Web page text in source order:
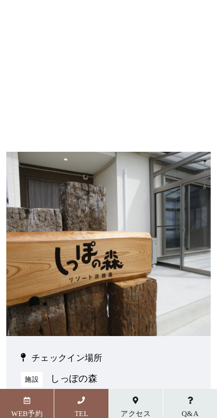
チェックイン場所
施設 しっぽの森
〒656-1727 兵庫県淡路市野島貴船23番地5
WEB予約
TEL アクセス Q&A